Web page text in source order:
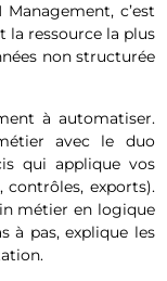
c’est
la ressource la plus
non structurée
à automatiser.
avec le duo
qui applique vos
contrôles, exports).
métier en logique
à pas, explique les